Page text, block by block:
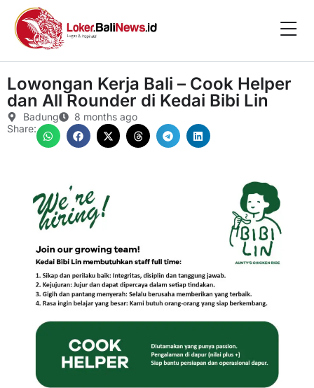
Lowongan Kerja Bali – Cook Helper
dan All Rounder di Kedai Bibi Lin
Badung
8 months ago
Share: